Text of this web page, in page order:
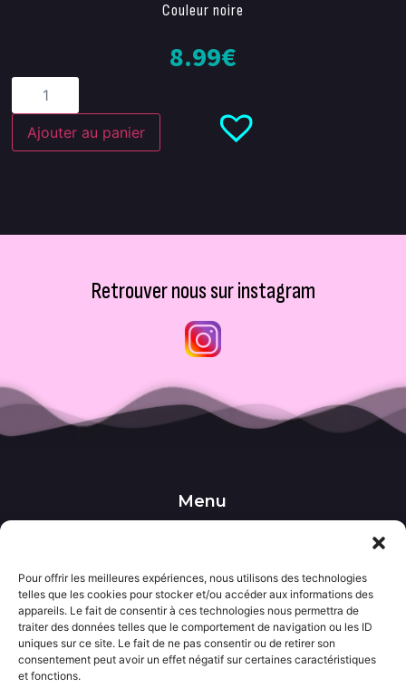
Pour offrir les meilleures expériences, nous utilisons des technologies
telles que les cookies pour stocker et/ou accéder aux informations des
appareils. Le fait de consentir à ces technologies nous permettra de
traiter des données telles que le comportement de navigation ou les ID
uniques sur ce site. Le fait de ne pas consentir ou de retirer son
consentement peut avoir un effet négatif sur certaines caractéristiques
et fonctions.
Couleur noire
8.99€
Ajouter au panier
Retrouver nous sur instagram
Menu
••• Accueil
••• Wishlist
••• Actualités
Informations